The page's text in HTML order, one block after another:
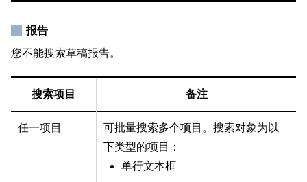
报告
您不能搜索草稿报告。
搜索项目 备注
任一项目
可批量搜索多个项目。搜索对象为以
下类型的项目：
单行文本框